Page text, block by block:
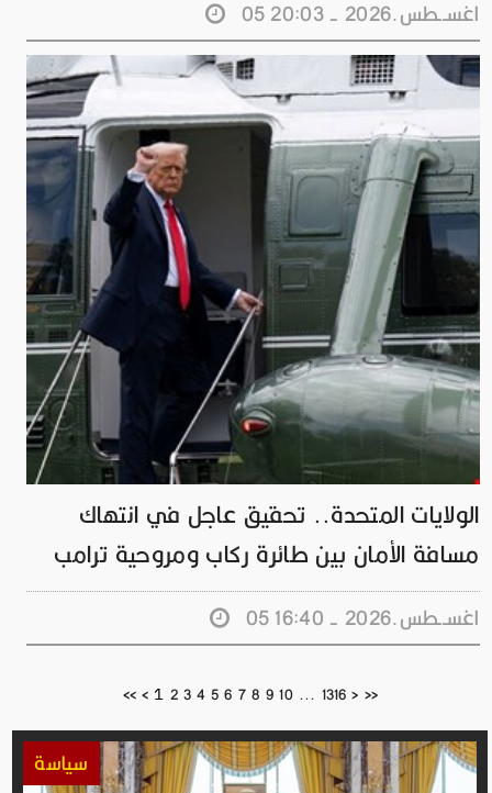
05 اغســطس.2026 - 20:03
الولايات المتحدة.. تحقيق عاجل في انتهاك
مسافة الأمان بين طائرة ركاب ومروحية ترامب
05 اغســطس.2026 - 16:40
<< < 1 2 3 4 5 6 7 8 9 10 ... 1316 > >>
سياسة